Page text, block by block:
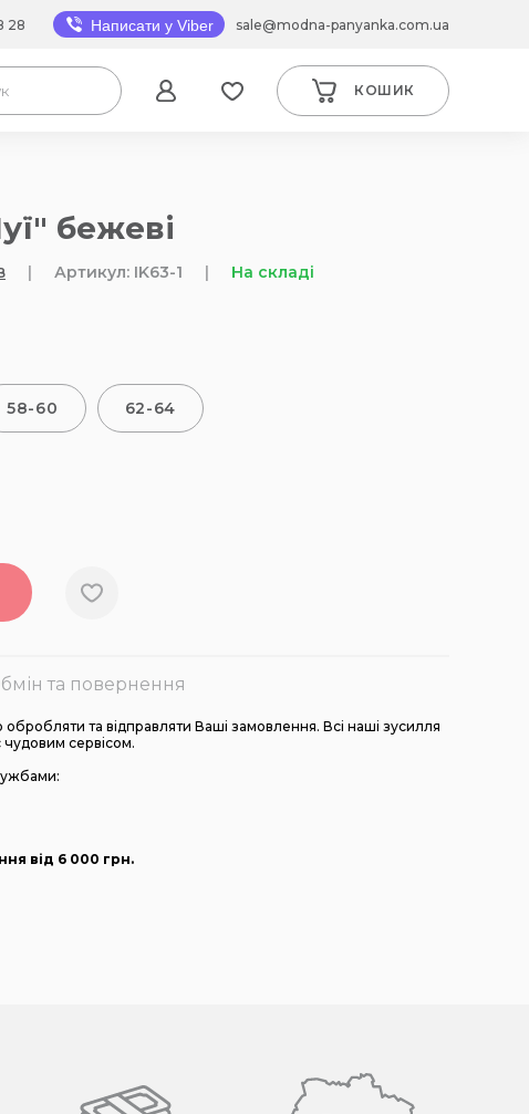
28 Написати у Viber sale@modna-panyanka.com.ua
КОШИК
бежеві
| Артикул: IK63-1 | На складі
58-60 62-64
та повернення
та відправляти Ваші замовлення. Всі наші зусилля
сервісом.
від 6 000 грн.